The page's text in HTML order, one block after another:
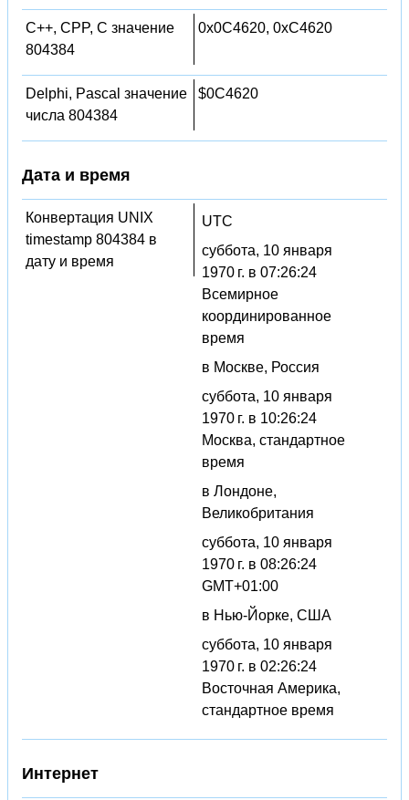
C++, CPP, C значение
804384
0x0C4620, 0xC4620
Delphi, Pascal значение
числа 804384
$0C4620
Дата и время
Конвертация UNIX
timestamp 804384 в
дату и время
UTC
суббота, 10 января
1970 г. в 07:26:24
Всемирное
координированное
время
в Москве, Россия
суббота, 10 января
1970 г. в 10:26:24
Москва, стандартное
время
в Лондоне,
Великобритания
суббота, 10 января
1970 г. в 08:26:24
GMT+01:00
в Нью-Йорке, США
суббота, 10 января
1970 г. в 02:26:24
Восточная Америка,
стандартное время
Интернет